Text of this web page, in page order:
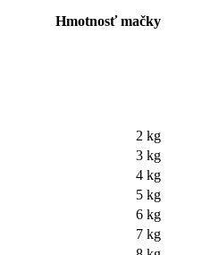
Hmotnosť mačky
2 kg
3 kg
4 kg
5 kg
6 kg
7 kg